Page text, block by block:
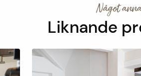
Något
Liknande